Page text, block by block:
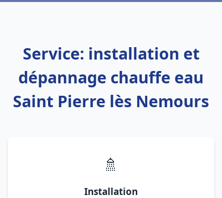
Service: installation et
dépannage chauffe eau
Saint Pierre lès Nemours
🚿
Installation